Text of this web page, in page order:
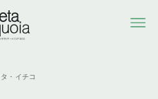
・イチコ